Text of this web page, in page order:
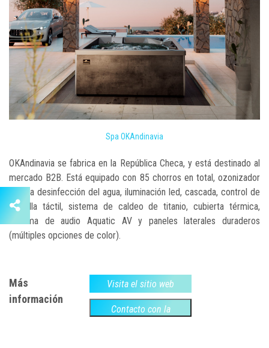
Spa OKAndinavia
OKAndinavia se fabrica en la República Checa, y está destinado al
mercado B2B. Está equipado con 85 chorros en total, ozonizador
para la desinfección del agua, iluminación led, cascada, control de
pantalla táctil, sistema de caldeo de titanio, cubierta térmica,
sistema de audio Aquatic AV y paneles laterales duraderos
(múltiples opciones de color).
Más
información
Visita el sitio web
Contacto con la